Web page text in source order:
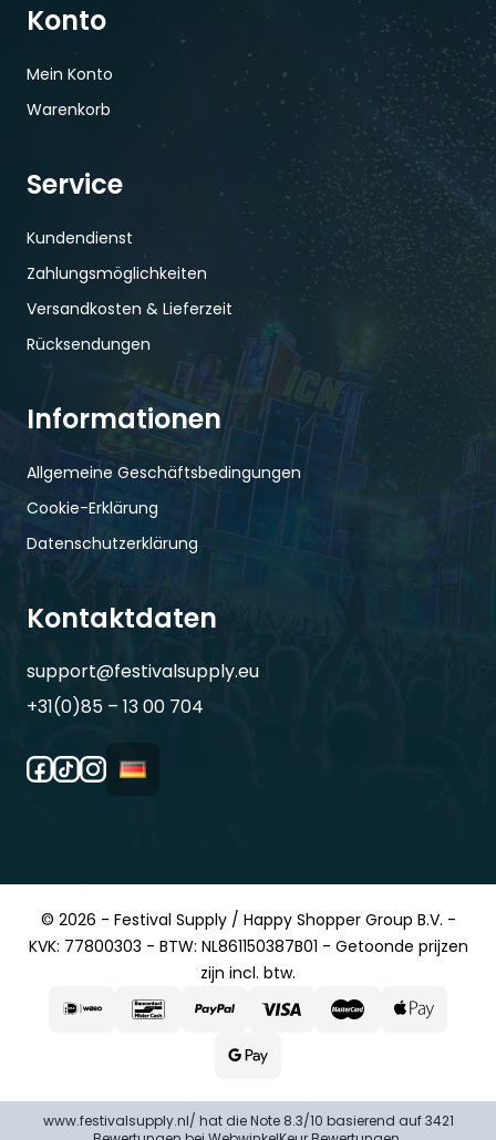
Konto
Mein Konto
Warenkorb
Service
Kundendienst
Zahlungsmöglichkeiten
Versandkosten & Lieferzeit
Rücksendungen
Informationen
Allgemeine Geschäftsbedingungen
Cookie-Erklärung
Datenschutzerklärung
Kontaktdaten
support@festivalsupply.eu
+31(0)85 – 13 00 704
© 2026 - Festival Supply / Happy Shopper Group B.V. -
KVK: 77800303 - BTW: NL861150387B01 - Getoonde prijzen
zijn incl. btw.
www.festivalsupply.nl/ hat die Note 8.3/10 basierend auf 3421